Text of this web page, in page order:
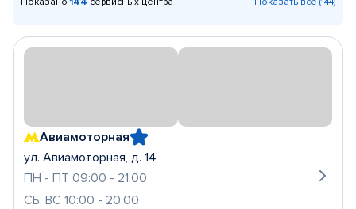
Авиамоторная
ул. Авиамоторная, д. 14
ПН - ПТ 09:00 - 21:00
СБ, ВС 10:00 - 20:00